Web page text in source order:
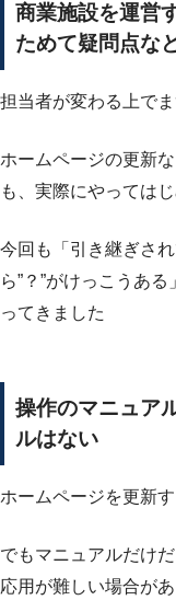
商業施設を運営
ためて疑問点な
担当者が変わる上で
ホームページの更新
も、実際にやっては
今回も「引き継ぎさ
ら”？”がけっこうあ
ってきました
操作のマニュア
ルはない
ホームページを更新
でもマニュアルだけ
応用が難しい場合が